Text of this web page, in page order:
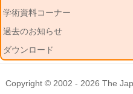
学術資料コーナー
過去のお知らせ
ダウンロード
Copyright © 2002 - 2026 The